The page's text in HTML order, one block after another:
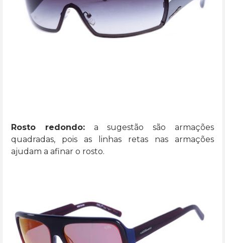
Rosto redondo:a sugestão são armações
quadradas, pois as linhas retas nas armações
ajudam a afinar o rosto.